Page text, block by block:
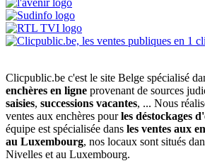
Clicpublic.be c'est le site Belge spécialisé
enchères en ligne provenant de sources
saisies, successions vacantes, ... Nous
ventes aux enchères pourles déstockages
équipe est spécialisée dans les ventes aux
au Luxembourg, nos locaux sont situés
Nivelles et au Luxembourg.